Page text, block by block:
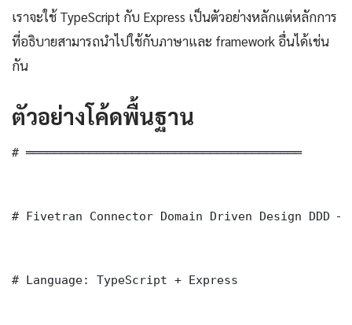
เราจะใช้ TypeScript กับ Express เป็นตัวอย่างหลักแต่หลักการ
ที่อธิบายสามารถนำไปใช้กับภาษาและ framework อื่นได้เช่น
กัน
ตัวอย่างโค้ดพื้นฐาน
# ═══════════════════════════════════════
# Fivetran Connector Domain Driven Design DDD
# Language: TypeScript + Express